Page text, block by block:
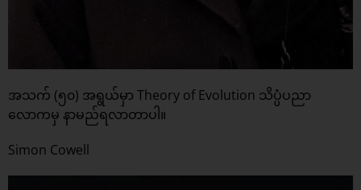
အသက် (၅၀) အရွယ်မှာ Theory of Evolution သိပ္ပံပညာ
လောကမှ နာမည်ရလာတာပါ။
Simon Cowell